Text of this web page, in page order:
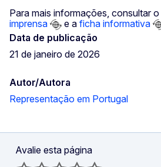
Para mais informações, consultar o
imprensa
e a ficha informativa
Data de publicação
21 de janeiro de 2026
Autor/Autora
Representação em Portugal
Avalie esta página